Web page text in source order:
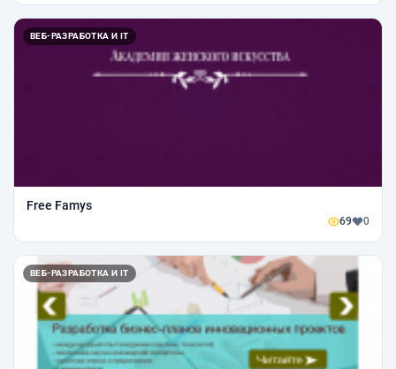
ВЕБ-РАЗРАБОТКА И IT
Free Famys
69 0
ВЕБ-РАЗРАБОТКА И IT